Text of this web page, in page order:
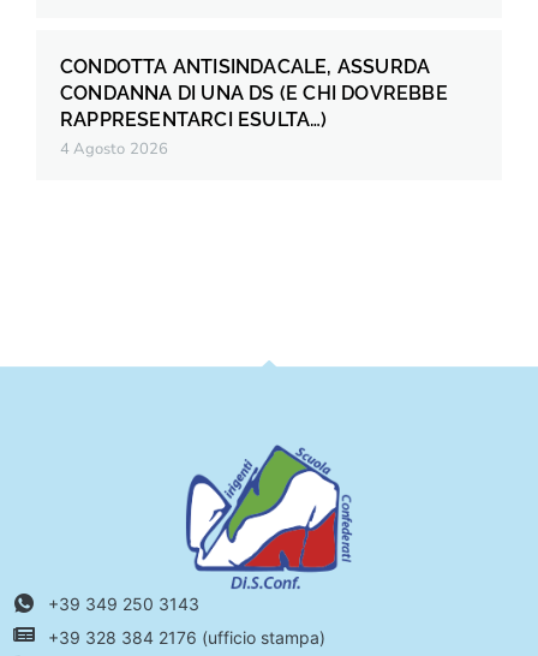
CONDOTTA ANTISINDACALE, ASSURDA
CONDANNA DI UNA DS (E CHI DOVREBBE
RAPPRESENTARCI ESULTA…)
4 Agosto 2026
+39 349 250 3143
+39 328 384 2176 (ufficio stampa)